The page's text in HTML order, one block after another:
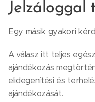
Jelzáloggal
Egy másik gyakori
A válasz itt teljes
ajándékozás
elidegenítési és
ajándékozását.